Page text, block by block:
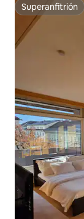
Superanfitrión
Superanfitrión